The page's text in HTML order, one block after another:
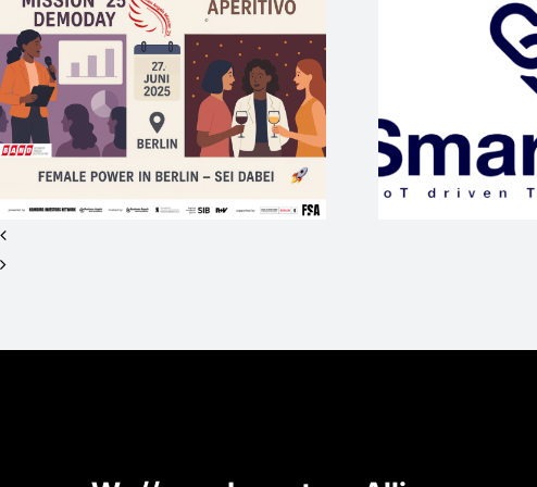
SmartLoC – WEP-
Startup mit
internationaler Vision
sucht Investor*innen
für Seed+ / 2nd
Closing